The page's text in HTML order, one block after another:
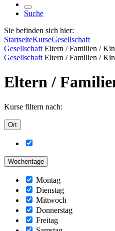
Suche
Sie befinden sich hier:
StartseiteKurseGesellschaft
Gesellschaft Eltern / Familien /
Gesellschaft Eltern / Familien /
Eltern /
Kurse filtern nach:
Ort
Wochentage
Montag
Dienstag
Mittwoch
Donnerstag
Freitag